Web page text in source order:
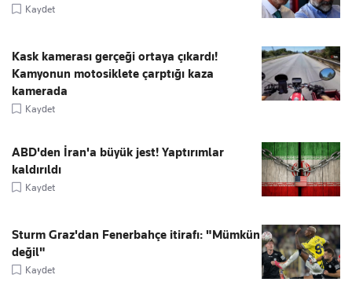
Kaydet
Kask kamerası gerçeği ortaya çıkardı!
Kamyonun motosiklete çarptığı kaza
kamerada
Kaydet
ABD'den İran'a büyük jest! Yaptırımlar
kaldırıldı
Kaydet
Sturm Graz'dan Fenerbahçe itirafı: "Mümkün
değil"
Kaydet